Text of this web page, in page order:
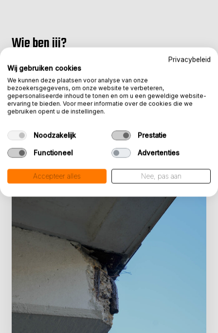
Wie ben jij?
Je werkt graag buiten, bent fysiek fit en weet van
aanpakken. Je denkt mee, helpt je collega’s waar
nodig en levert werk af waar je trots op bent.
Ervaring in betonreparatie is mooi meegenomen,
belangrijker. Rijbewijs B (en E) is een pre.
Privacybeleid
Wij gebruiken cookies
We kunnen deze plaatsen voor analyse van onze
bezoekersgegevens, om onze website te verbeteren,
gepersonaliseerde inhoud te tonen en om u een geweldige website-
ervaring te bieden. Voor meer informatie over de cookies die we
gebruiken opent u de instellingen.
Noodzakelijk Prestatie
Functioneel Advertenties
Accepteer alles Nee, pas aan